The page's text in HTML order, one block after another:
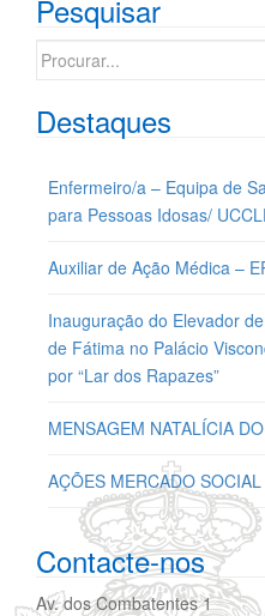
Pesquisar
Search
Destaques
Enfermeiro/a – Equipa de
para Pessoas Idosas/
Auxiliar de Ação Médica –
Inauguração do Elevador
de Fátima no Palácio
por “Lar dos Rapazes”
MENSAGEM NATALÍCIA
AÇÕES MERCADO
Contacte-nos
Av. dos Combatentes 1